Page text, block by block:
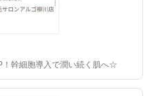
！幹細胞導入で潤い続く肌へ☆